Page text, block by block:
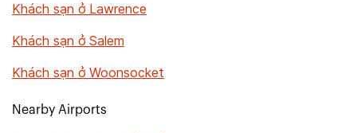
Khách sạn ở Lawrence
Khách sạn ở Salem
Khách sạn ở Woonsocket
Nearby Airports